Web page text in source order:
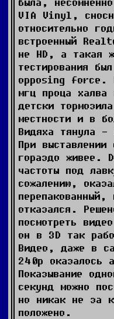
VIA Vinyl,
относительно
встроенный
не HD, а такая
тестирования
opposing force.
мгц проца халва
детски
местности и в
Видяха тянула -
При
гораздо живее.
частоты под
сожалению,
отказался.
посмотреть
он в 3D так
Видео, даже в
240р оказалось
Показывание
секунд можно
но никак не за
положено.